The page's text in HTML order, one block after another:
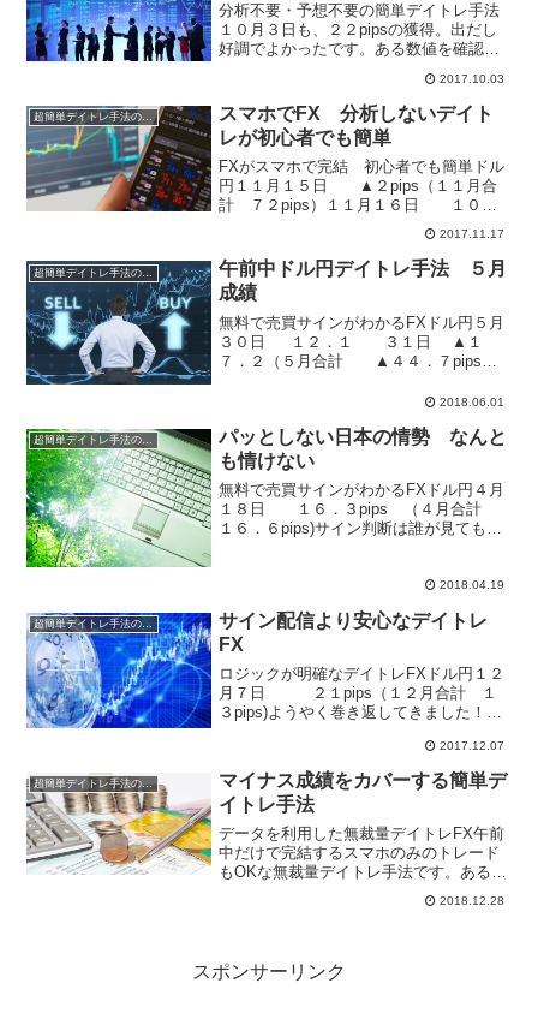
分析不要・予想不要の簡単デイトレ手法
１０月３日も、２２pipsの獲得。出だし
好調でよかったです。ある数値を確認す
完結してしまいます。もちろん、チャー
トと、にらめっこする必要なし。ストレ
スを感じずデイトレが...
2017.10.03
超簡単デイトレ手法の成績
スマホでFX 分析しないデイト
レが初心者でも簡単
FXがスマホで完結 初心者でも簡単ドル
円１１月１５日 ▲２pips（１１月合
計 ７２pips）１１月１６日 １０
pips（１１月合計 ８２pips）前回の成績
公開の記事にて、連勝が続いています。
そろそろ負けが来るかも！？ということ
を書き...
2017.11.17
午前中ドル円デイトレ手法 ５月
成績
無料で売買サインがわかるFXドル円５月
３０日 １２．１ ３１日 ▲１
７．２（５月合計 ▲４４．７pips）
利用します。チャートを分析することも
再現性は１００％...
2018.06.01
超簡単デイトレ手法の成績
パッとしない日本の情勢 なんと
も情けない
無料で売買サインがわかるFXドル円４月
１８日 １６．３pips （４月合計
１６．６pips)サイン判断は誰が見ても明
に実現可能。再現性は１００％です。ド
2018.04.19
超簡単デイトレ手法の成績
サイン配信より安心なデイトレ
FX
ロジックが明確なデイトレFXドル円１２
月７日 ２１pips（１２月合計 １
３pips)ようやく巻き返してきました！プ
いろいろあります。でも、その中身は、
ロジックが秘密のものが多いです。その
場合、エント...
2017.12.07
超簡単デイトレ手法の成績
マイナス成績をカバーする簡単デ
イトレ手法
データを利用した無裁量デイトレFX午前
中だけで完結するスマホのみのトレード
もOKな無裁量デイトレ手法です。あるデ
ータを見て、買い売りのエントリーを行
い、検証に基づいて導き出された時間に
2018.12.28
スポンサーリンク